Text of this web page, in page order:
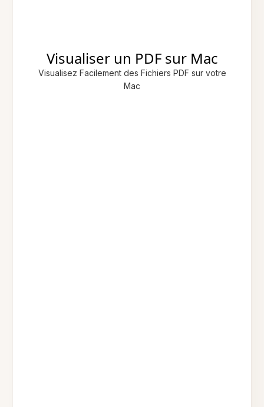
Visualiser un PDF sur Mac
Visualisez Facilement des Fichiers PDF sur votre
Mac